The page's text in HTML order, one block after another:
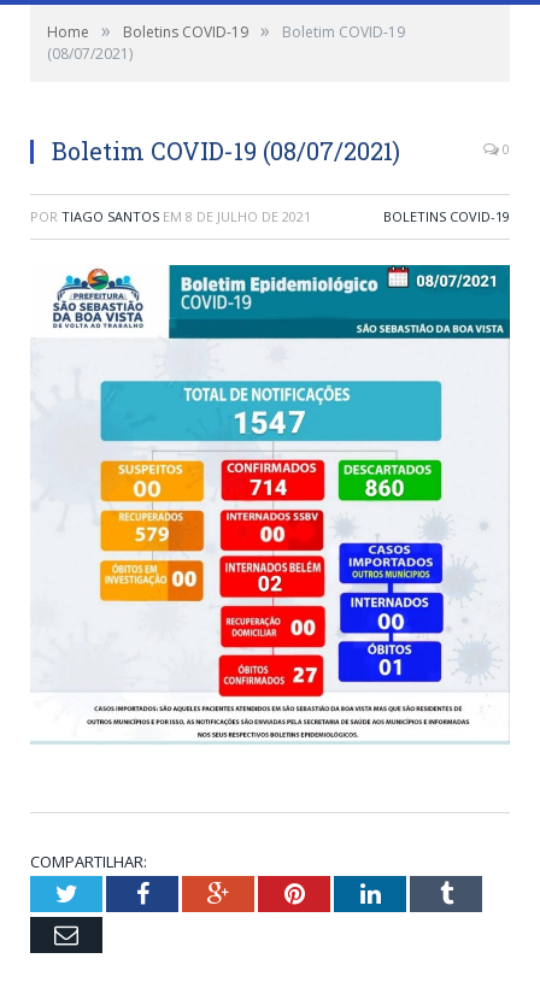
Home » Boletins COVID-19 »
Boletim COVID-19
(08/07/2021)
Boletim COVID-19 (08/07/2021) 0
POR TIAGO SANTOS EM 8 DE JULHO DE 2021 BOLETINS COVID-19
COMPARTILHAR:
TwitterFacebookGoogle+PinterestLinkedInTumblr
Email